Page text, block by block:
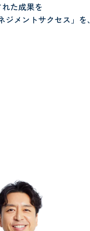
た成果を
メントサクセス」を、